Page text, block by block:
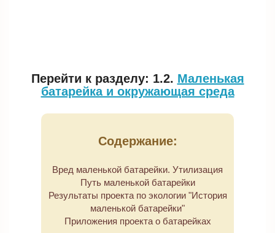
Перейти к разделу: 1.2. Маленькая
батарейка и окружающая среда
Содержание:
Вред маленькой батарейки. Утилизация
Путь маленькой батарейки
Результаты проекта по экологии "История
маленькой батарейки"
Приложения проекта о батарейках